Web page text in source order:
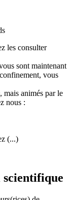
les consulter
sont maintenant
vous
mais animés par le
nous :
(...)